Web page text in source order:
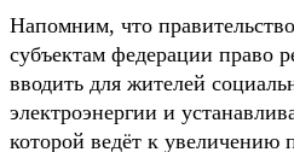
Напомним, что
субъектам федерации право
вводить для жителей
электроэнергии и
которой ведёт к увеличению